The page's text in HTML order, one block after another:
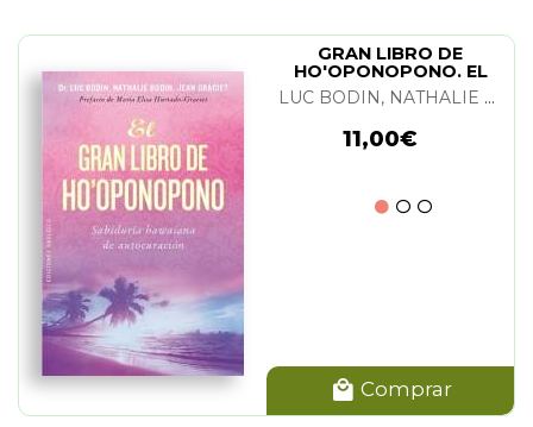
GRAN LIBRO DE
HO'OPONOPONO. EL
LUC BODIN, NATHALIE BODIN Y JEAN GRACIET
11,00€
Comprar